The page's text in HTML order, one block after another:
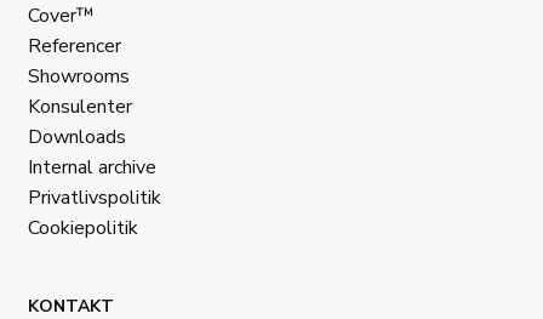
Cover™
Referencer
Showrooms
Konsulenter
Downloads
Internal archive
Privatlivspolitik
Cookiepolitik
KONTAKT